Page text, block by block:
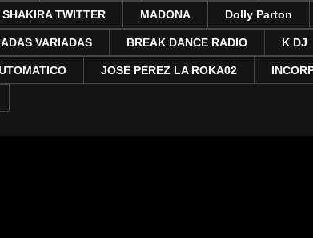
SHAKIRA TWITTER MADONA Dolly Parton
VARIADAS BREAK DANCE RADIO K DJ
JOSE PEREZ LA ROKA02